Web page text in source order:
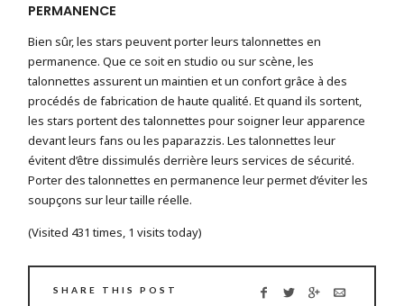
PERMANENCE
Bien sûr, les stars peuvent porter leurs talonnettes en
permanence. Que ce soit en studio ou sur scène, les
talonnettes assurent un maintien et un confort grâce à des
procédés de fabrication de haute qualité. Et quand ils sortent,
les stars portent des talonnettes pour soigner leur apparence
devant leurs fans ou les paparazzis. Les talonnettes leur
évitent d’être dissimulés derrière leurs services de sécurité.
Porter des talonnettes en permanence leur permet d’éviter les
soupçons sur leur taille réelle.
(Visited 431 times, 1 visits today)
SHARE THIS POST